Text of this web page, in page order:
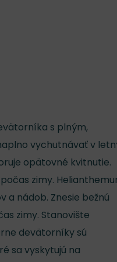
s plným,
vychutnávať v
opätovné kvitnutie.
zimy.
a nádob. Znesie bežnú
zimy. Stanovište
devätorníky sú
sa vyskytujú na